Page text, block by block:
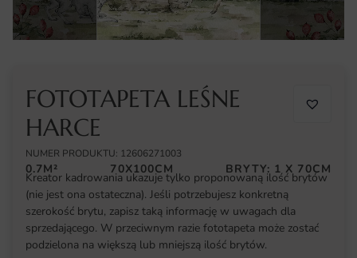
FOTOTAPETA LEŚNE
HARCE
NUMER PRODUKTU: 12606271003
0.7M² 70X100CM BRYTY: 1 X 70CM
Kreator kadrowania ukazuje tylko proponowaną ilość brytów
(nie jest ona ostateczna). Jeśli potrzebujesz konkretną
szerokość brytu, zapisz taką informację w uwagach dla
sprzedającego. W przeciwnym razie fototapeta może zostać
podzielona na większą lub mniejszą ilość brytów.